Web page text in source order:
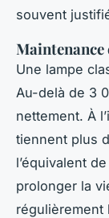
souvent
Une lampe
Au-delà de 3
nettement. À
tiennent plus
l’équivalent
prolonger la
régulièrement